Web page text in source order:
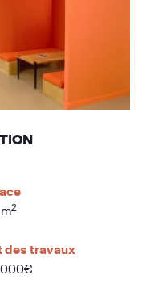
2
des travaux